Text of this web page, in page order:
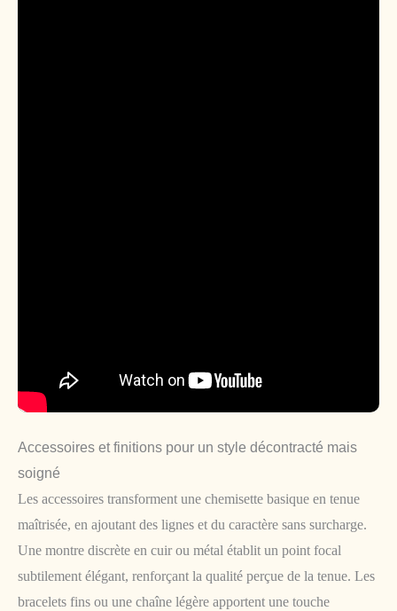
Accessoires et finitions pour un style décontracté mais
soigné
Les accessoires transforment une chemisette basique en tenue
maîtrisée, en ajoutant des lignes et du caractère sans surcharge.
Une montre discrète en cuir ou métal établit un point focal
subtilement élégant, renforçant la qualité perçue de la tenue. Les
bracelets fins ou une chaîne légère apportent une touche